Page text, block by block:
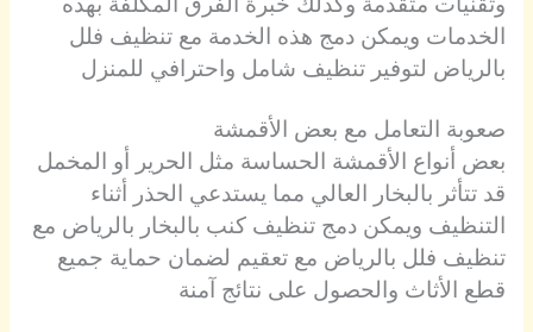
الخدمات ويمكن دمج هذه الخدمة مع تنظيف فلل
بالرياض لتوفير تنظيف شامل واحترافي للمنزل
صعوبة التعامل مع بعض الأقمشة
بعض أنواع الأقمشة الحساسة مثل الحرير أو المخمل
قد تتأثر بالبخار العالي مما يستدعي الحذر أثناء
التنظيف ويمكن دمج تنظيف كنب بالبخار بالرياض مع
تنظيف فلل بالرياض مع تعقيم لضمان حماية جميع
قطع الأثاث والحصول على نتائج آمنة